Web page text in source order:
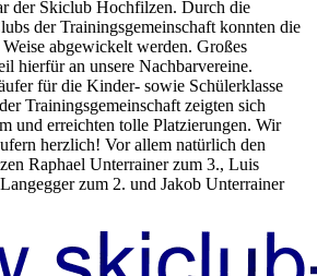
der Skiclub Hochfilzen. Durch die
der Trainingsgemeinschaft konnten die
abgewickelt werden. Großes
hierfür an unsere Nachbarvereine.
für die Kinder- sowie Schülerklasse
Trainingsgemeinschaft zeigten sich
und erreichten tolle Platzierungen. Wir
herzlich! Vor allem natürlich den
Raphael Unterrainer zum 3., Luis
zum 2. und Jakob Unterrainer